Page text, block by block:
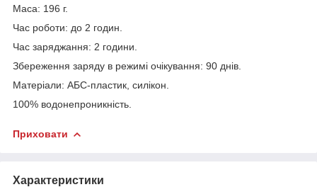
Маса: 196 г.
Час роботи: до 2 годин.
Час заряджання: 2 години.
Збереження заряду в режимі очікування: 90 днів.
Матеріали: АБС-пластик, силікон.
100% водонепроникність.
Приховати
Характеристики